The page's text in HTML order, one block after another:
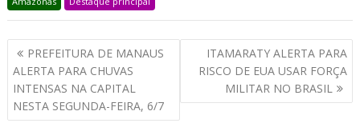
PREFEITURA DE MANAUS
ALERTA PARA CHUVAS
INTENSAS NA CAPITAL
NESTA SEGUNDA-FEIRA, 6/7
ITAMARATY ALERTA PARA
RISCO DE EUA USAR FORÇA
MILITAR NO BRASIL